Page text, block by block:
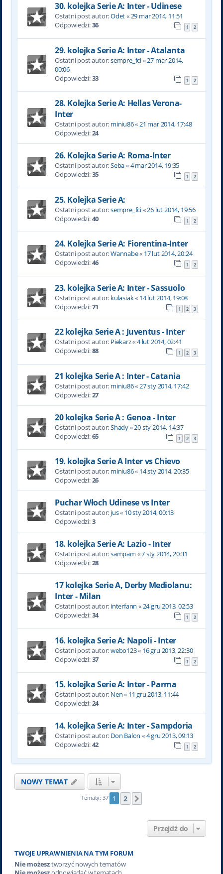
30. kolejka Serie A: Inter - Udinese
Ostatni post autor:Odet«29 mar 2014, 11:51
Odpowiedzi:36 1 2
29. kolejka Serie A: Inter - Atalanta
Ostatni post autor:sempre_fci«27 mar 2014,
00:06
Odpowiedzi:33 1 2
28. Kolejka Serie A: Hellas Verona-
Inter
Ostatni post autor: miniu86«21 mar 2014, 17:48
Odpowiedzi:24
26. Kolejka Serie A: Roma-Inter
Ostatni post autor:Seba«4 mar 2014, 19:35
Odpowiedzi:35 1 2
25. Kolejka Serie A:
Ostatni post autor:sempre_fci«26 lut 2014, 19:56
Odpowiedzi:40 1 2
24. Kolejka Serie A: Fiorentina-Inter
Ostatni post autor:Wannabe« 17 lut 2014, 20:24
Odpowiedzi:46 1 2
23. kolejka Serie A: Inter - Sassuolo
Ostatni post autor: kulasiak« 14 lut 2014, 19:08
Odpowiedzi:71 1 2 3
22 kolejka Serie A : Juventus - Inter
Ostatni post autor: Piekarz«4 lut 2014, 02:41
Odpowiedzi:88 1 2 3
21 kolejka Serie A : Inter - Catania
Ostatni post autor: miniu86«27 sty 2014, 17:42
Odpowiedzi:27
20 kolejka Serie A : Genoa - Inter
Ostatni post autor:Shady«20 sty 2014, 14:37
Odpowiedzi:65 1 2 3
19. kolejka Serie A Inter vs Chievo
Ostatni post autor: miniu86« 14 sty 2014, 20:35
Odpowiedzi:26
Puchar Włoch Udinese vs Inter
Ostatni post autor: jus« 10 sty 2014, 00:13
Odpowiedzi:3
18. kolejka Serie A: Lazio - Inter
Ostatni post autor:sampam «7 sty 2014, 20:31
Odpowiedzi:28
17 kolejka Serie A, Derby Mediolanu:
Inter - Milan
Ostatni post autor: interfann «24 gru 2013, 02:53
Odpowiedzi:34 1 2
16. kolejka Serie A: Napoli - Inter
Ostatni post autor:webo123« 16 gru 2013, 22:30
Odpowiedzi:37 1 2
15. kolejka Serie A: Inter - Parma
Ostatni post autor: Nen« 11 gru 2013, 11:44
Odpowiedzi:24
14. kolejka Serie A: Inter - Sampdoria
Ostatni post autor: Don Balon «4 gru 2013, 09:13
Odpowiedzi:42 1 2
NOWY TEMAT
Tematy: 37 1 2
Przejdź do
TWOJE UPRAWNIENIA NA TYM FORUM
Nie możesztworzyć nowych tematów